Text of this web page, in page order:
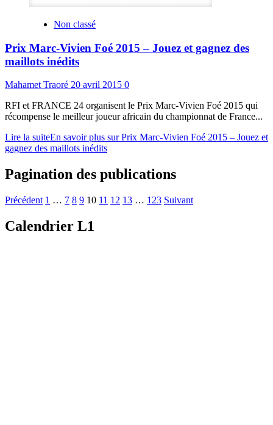
Non classé
Prix Marc-Vivien Foé 2015 – Jouez et gagnez des
maillots inédits
Mahamet Traoré 20 avril 2015 0
RFI et FRANCE 24 organisent le Prix Marc-Vivien Foé 2015 qui
récompense le meilleur joueur africain du championnat de France...
Lire la suiteEn savoir plus sur Prix Marc-Vivien Foé 2015 – Jouez et
gagnez des maillots inédits
Pagination des publications
Précédent 1 … 7 8 9 10 11 12 13 … 123 Suivant
Calendrier L1